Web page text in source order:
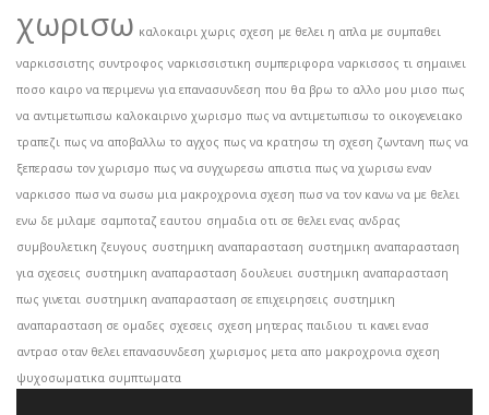
χωρισω καλοκαιρι χωρις σχεση με θελει η απλα με συμπαθει
ναρκισσιστης συντροφος ναρκισσιστικη συμπεριφορα ναρκισσος τι σημαινει
ποσο καιρο να περιμενω για επανασυνδεση που θα βρω το αλλο μου μισο πως
να αντιμετωπισω καλοκαιρινο χωρισμο πως να αντιμετωπισω το οικογενειακο
τραπεζι πως να αποβαλλω το αγχος πως να κρατησω τη σχεση ζωντανη πως να
ξεπερασω τον χωρισμο πως να συγχωρεσω απιστια πως να χωρισω εναν
ναρκισσο πωσ να σωσω μια μακροχρονια σχεση πωσ να τον κανω να με θελει
ενω δε μιλαμε σαμποταζ εαυτου σημαδια οτι σε θελει ενας ανδρας
συμβουλετικη ζευγους συστημικη αναπαρασταση συστημικη αναπαρασταση
για σχεσεις συστημικη αναπαρασταση δουλευει συστημικη αναπαρασταση
πως γινεται συστημικη αναπαρασταση σε επιχειρησεις συστημικη
αναπαρασταση σε ομαδες σχεσεις σχεση μητερας παιδιου τι κανει ενασ
αντρασ οταν θελει επανασυνδεση χωρισμος μετα απο μακροχρονια σχεση
ψυχοσωματικα συμπτωματα